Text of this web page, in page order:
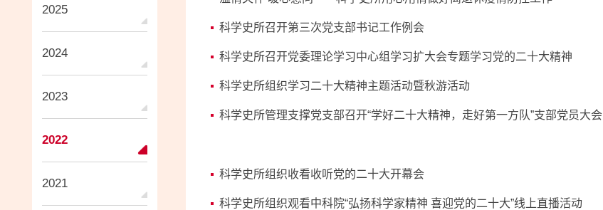
2025
2024
2023
2022
2021
科学史所召开第三次党支部书记工作例会
科学史所召开党委理论学习中心组学习扩大会专题学习党的二十大精神
科学史所组织学习二十大精神主题活动暨秋游活动
科学史所管理支撑党支部召开“学好二十大精神，走好第一方队”支部党员大会
科学史所组织收看收听党的二十大开幕会
科学史所组织观看中科院“弘扬科学家精神 喜迎党的二十大”线上直播活动